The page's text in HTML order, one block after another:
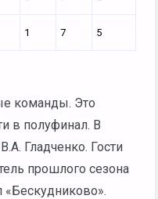
1 7 5
команды. Это
в полуфинал. В
Гладченко. Гости
прошлого сезона